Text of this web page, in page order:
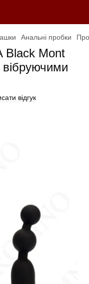
Анальні пробки
Black Mont
відгук